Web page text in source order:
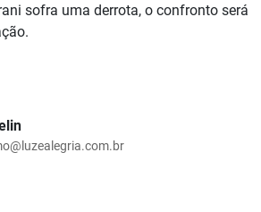
sofra uma derrota, o confronto será